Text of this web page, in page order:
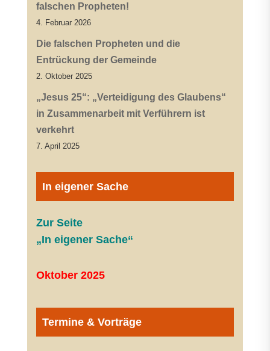
falschen Propheten!
4. Februar 2026
Die falschen Propheten und die
Entrückung der Gemeinde
2. Oktober 2025
„Jesus 25“: „Verteidigung des Glaubens“
in Zusammenarbeit mit Verführern ist
verkehrt
7. April 2025
In eigener Sache
Zur Seite
„In eigener Sache“
Oktober 2025
Termine & Vorträge